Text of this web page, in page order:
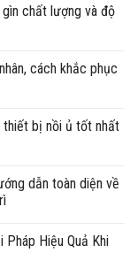
chất lượng và độ
cách khắc phục
thiết bị nồi ủ tốt nhất
dẫn toàn diện về
Pháp Hiệu Quả Khi